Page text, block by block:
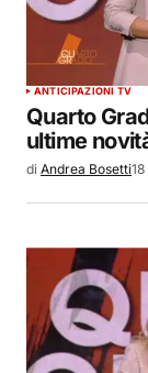
ANTICIPAZIONI TV
Quarto
ultime
di Andrea Bosetti